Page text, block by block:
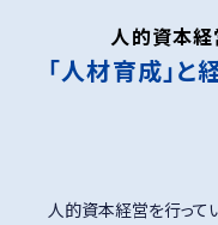
人的資本経
「人材育成」
人的資本経営を行って